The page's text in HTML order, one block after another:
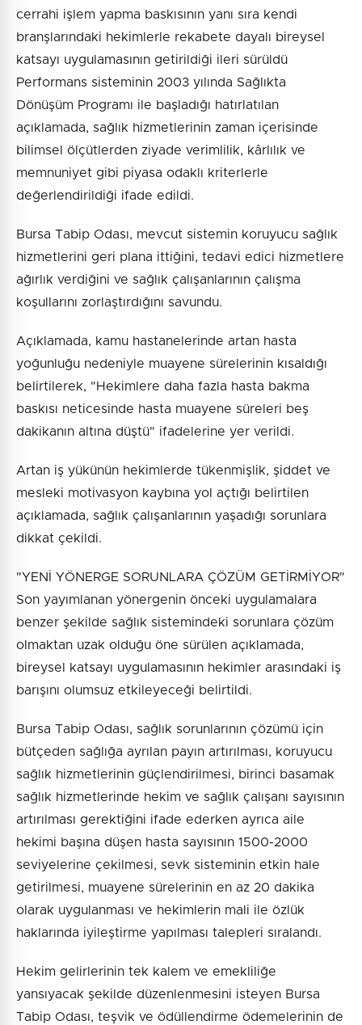
cerrahi işlem yapma baskısının yanı sıra kendi
branşlarındaki hekimlerle rekabete dayalı bireysel
katsayı uygulamasının getirildiği ileri sürüldü
Performans sisteminin 2003 yılında Sağlıkta
Dönüşüm Programı ile başladığı hatırlatılan
açıklamada, sağlık hizmetlerinin zaman içerisinde
bilimsel ölçütlerden ziyade verimlilik, kârlılık ve
memnuniyet gibi piyasa odaklı kriterlerle
değerlendirildiği ifade edildi.
Bursa Tabip Odası, mevcut sistemin koruyucu sağlık
hizmetlerini geri plana ittiğini, tedavi edici hizmetlere
ağırlık verdiğini ve sağlık çalışanlarının çalışma
koşullarını zorlaştırdığını savundu.
Açıklamada, kamu hastanelerinde artan hasta
yoğunluğu nedeniyle muayene sürelerinin kısaldığı
belirtilerek, "Hekimlere daha fazla hasta bakma
baskısı neticesinde hasta muayene süreleri beş
dakikanın altına düştü" ifadelerine yer verildi.
Artan iş yükünün hekimlerde tükenmişlik, şiddet ve
mesleki motivasyon kaybına yol açtığı belirtilen
açıklamada, sağlık çalışanlarının yaşadığı sorunlara
dikkat çekildi.
"YENİ YÖNERGE SORUNLARA ÇÖZÜM GETİRMİYOR"
Son yayımlanan yönergenin önceki uygulamalara
benzer şekilde sağlık sistemindeki sorunlara çözüm
olmaktan uzak olduğu öne sürülen açıklamada,
bireysel katsayı uygulamasının hekimler arasındaki iş
barışını olumsuz etkileyeceği belirtildi.
Bursa Tabip Odası, sağlık sorunlarının çözümü için
bütçeden sağlığa ayrılan payın artırılması, koruyucu
sağlık hizmetlerinin güçlendirilmesi, birinci basamak
sağlık hizmetlerinde hekim ve sağlık çalışanı sayısının
artırılması gerektiğini ifade ederken ayrıca aile
hekimi başına düşen hasta sayısının 1500-2000
seviyelerine çekilmesi, sevk sisteminin etkin hale
getirilmesi, muayene sürelerinin en az 20 dakika
olarak uygulanması ve hekimlerin mali ile özlük
haklarında iyileştirme yapılması talepleri sıralandı.
Hekim gelirlerinin tek kalem ve emekliliğe
yansıyacak şekilde düzenlenmesini isteyen Bursa
Tabip Odası, teşvik ve ödüllendirme ödemelerinin de